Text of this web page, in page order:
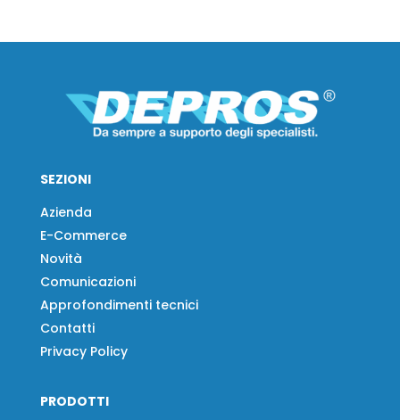
SEZIONI
Azienda
E-Commerce
Novità
Comunicazioni
Approfondimenti tecnici
Contatti
Privacy Policy
PRODOTTI